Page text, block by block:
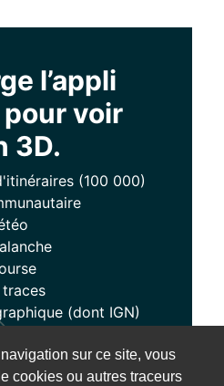
l’appli
voir
3D.
(100 000)
(dont IGN)
sur ce site, vous
cookies ou autres traceurs